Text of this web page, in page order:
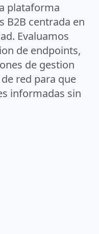
plataforma
B2B centrada en
Evaluamos
de endpoints,
de gestion
red para que
informadas sin